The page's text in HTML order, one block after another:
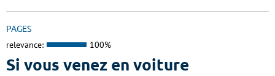
PAGES
relevance: 100%
Si vous venez en voiture